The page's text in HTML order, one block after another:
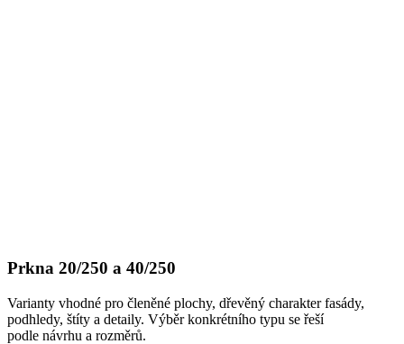
Prkna 20/250 a 40/250
Varianty vhodné pro členěné plochy, dřevěný charakter fasády,
podhledy, štíty a detaily. Výběr konkrétního typu se řeší
podle návrhu a rozměrů.